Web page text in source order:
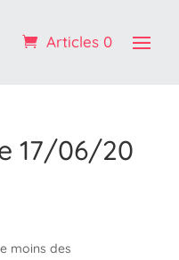
Articles 0
17/06/20
moins des
commande : code